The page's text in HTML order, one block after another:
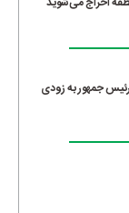
جمهور به زودی